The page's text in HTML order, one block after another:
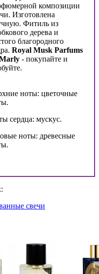
композиции
Изготовлена
Фитиль из
дерева и
благородного
Royal Musk Parfums
- покупайте и
ноты: цветочные
сердца: мускус.
ноты: древесные
свечи